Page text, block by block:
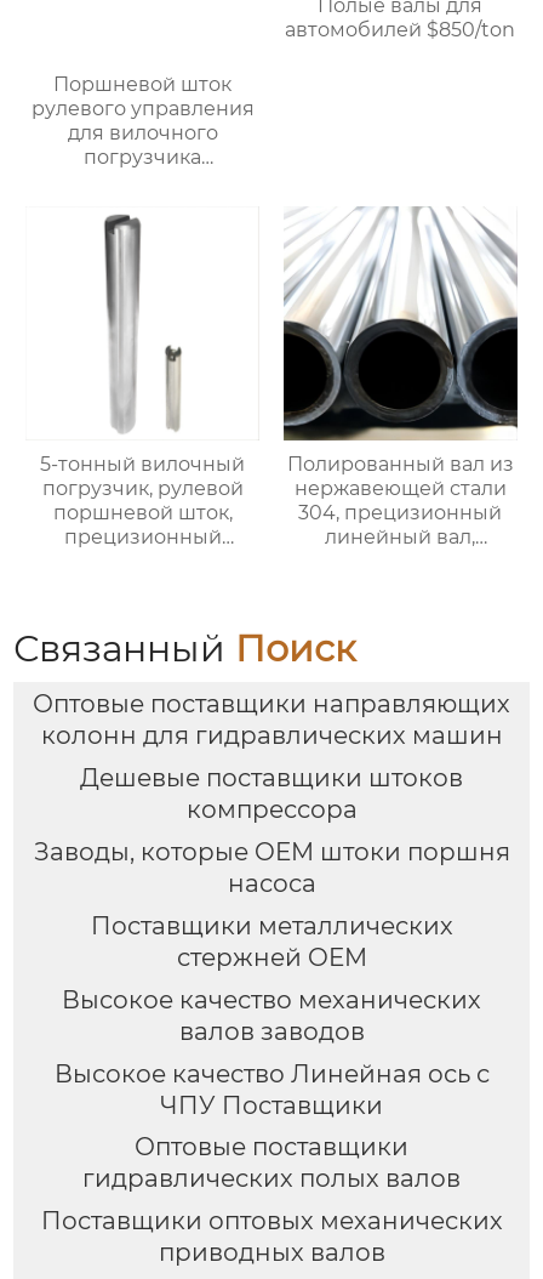
продажа с завода.
Поршневой шток
рулевого управления
для вилочного
погрузчика
поршневой шток,
линейный стальной
вал, линейный
подшипниковый вал,
жесткий
хромированный
кастомизация, прямая
Полые валы для
автомобилей $850/ton
5-тонный вилочный
погрузчик, рулевой
поршневой шток,
прецизионный
подшипником,
хромированный
высокой жесткостью.
Возможность
индивидуального
заказа. Прямая
продажа с завода.
Полированный вал из
нержавеющей стали
304, прецизионный
линейный вал,
полый вал $900/ton
Связанный Поиск
Оптовые поставщики направляющих
колонн для гидравлических машин
Дешевые поставщики штоков
компрессора
Заводы, которые OEM штоки поршня
насоса
Поставщики металлических
стержней OEM
Высокое качество механических
валов заводов
Высокое качество Линейная ось с
ЧПУ Поставщики
Оптовые поставщики
гидравлических полых валов
Поставщики оптовых механических
приводных валов